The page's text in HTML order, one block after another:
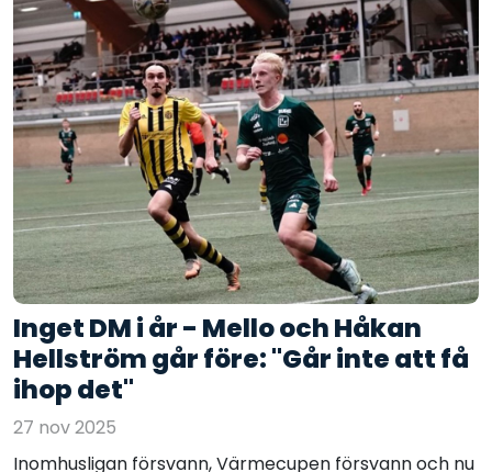
Inget DM i år - Mello och Håkan
Hellström går före: "Går inte att få
ihop det"
27 nov 2025
Inomhusligan försvann, Värmecupen försvann och nu